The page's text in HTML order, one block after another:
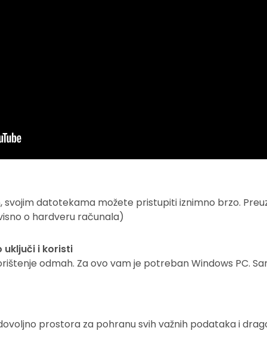
svojim datotekama možete pristupiti iznimno brzo.
o hardveru računala)
i koristi
odmah. Za ovo vam je potreban Windows PC.
prostora za pohranu svih važnih podataka i